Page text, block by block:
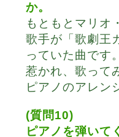
か。
もともとマリオ
歌手が「歌劇王
っていた曲です
惹かれ、歌って
ピアノのアレン
(質問10)
ピアノを弾いて